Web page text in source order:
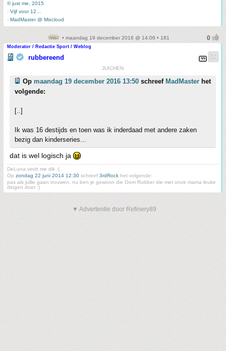
© just me, 2015
- Vijf voor 12...
- MadMaster @ Mixcloud
• maandag 19 december 2016 @ 14:06 • 181
Moderator / Redactie Sport / Weblog
rubbereend
JUICHEN
Op maandag 19 december 2016 13:50 schreef MadMaster het
volgende:
[..]
Ik was 16 destijds en toen was ik inderdaad met andere zaken
bezig dan kinderseries...
dat is wel logisch ja
DeLuna vindt me dik ;(
Op zondag 22 juni 2014 12:30 schreef 3rdRock het volgende:
pas als jullie gaan trouwen. nu ben je gewoon die Oom Rubber die met onze mama leuke
dingen doet :)
▼ Advertentie door Refinery89